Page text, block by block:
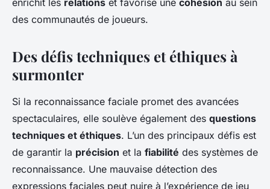
enrichit les relations et favorise une cohésion au sein
des communautés de joueurs.
Des défis techniques et éthiques à
surmonter
Si la reconnaissance faciale promet des avancées
spectaculaires, elle soulève également des questions
techniques et éthiques. L’un des principaux défis est
de garantir la précision et la fiabilité des systèmes de
reconnaissance. Une mauvaise détection des
expressions faciales peut nuire à l’expérience de jeu